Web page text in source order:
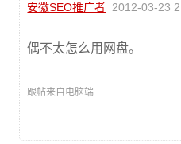
安徽SEO推广者 2012-03-23
偶不太怎么用网盘。
跟帖来自电脑端